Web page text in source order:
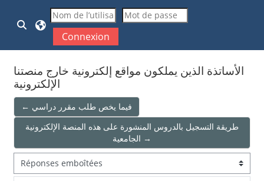
Passer au contenu principal
Activer/désactiver la saisie de recherche
Connexion
الأساتذة الذين يملكون مواقع إلكترونية خارج منصتنا
الإلكترونية
← فيما يخص طلب مقرر دراسي
طريقة التسجيل بالدروس المنشورة على هذه المنصة الإلكترونية
الجامعية →
Type d’affichage